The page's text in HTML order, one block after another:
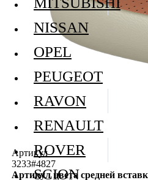
Артикул
3233#4827
Артикул цвета средней
NISSAN
OPEL
PEUGEOT
RAVON
RENAULT
ROVER
SCION